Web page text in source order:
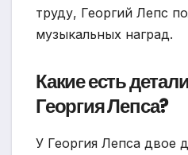
труду, Георгий Лепс
музыкальных наград.
Какие есть
Георгия Лепса?
У Георгия Лепса двое